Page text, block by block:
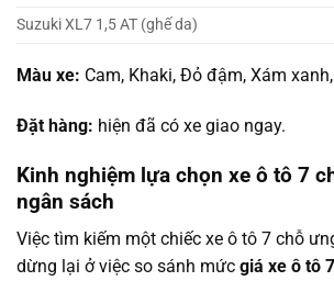
Suzuki XL7 1,5 AT (ghế da)
Màu xe: Cam, Khaki, Đỏ đậm, Xám
Đặt hàng: hiện đã có xe giao ngay.
Kinh nghiệm lựa chọn xe ô tô 7
ngân sách
Việc tìm kiếm một chiếc xe ô tô 7 chỗ
dừng lại ở việc so sánh mức giá xe ô tô